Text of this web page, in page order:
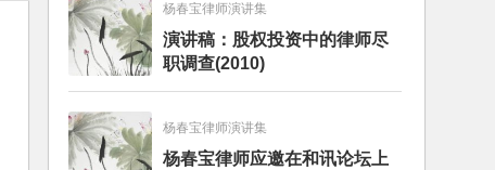
杨春宝律师演讲集
演讲稿：股权投资中的律师尽
职调查(2010)
杨春宝律师演讲集
杨春宝律师应邀在和讯论坛上